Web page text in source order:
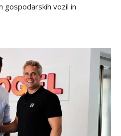
gospodarskih vozil in